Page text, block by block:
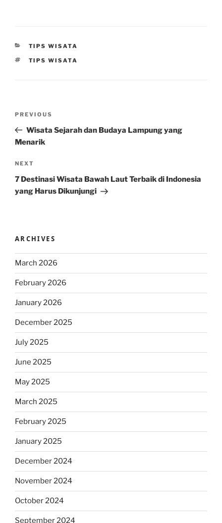
CATEGORIES
TIPS WISATA
TAGS
TIPS WISATA
Previous
Post
PREVIOUS
Wisata Sejarah dan Budaya Lampung yang
Menarik
Next
Post
NEXT
7 Destinasi Wisata Bawah Laut Terbaik di Indonesia
yang Harus Dikunjungi
ARCHIVES
March 2026
February 2026
January 2026
December 2025
July 2025
June 2025
May 2025
March 2025
February 2025
January 2025
December 2024
November 2024
October 2024
September 2024